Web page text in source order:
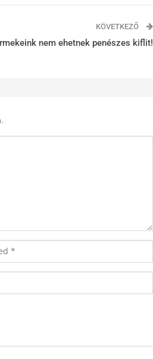
KÖVETKEZŐ
nem ehetnek penészes kiflit!